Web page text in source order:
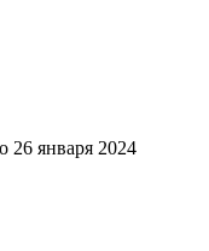
26 января 2024